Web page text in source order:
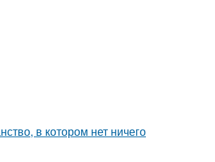
в котором нет ничего